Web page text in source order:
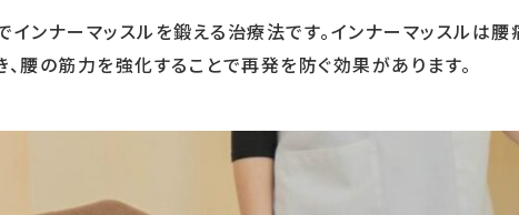
インナーマッスルを鍛える治療法です。インナーマッスル
腰の筋力を強化することで再発を防ぐ効果があります。